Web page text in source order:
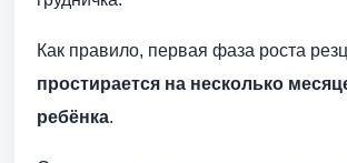
Как правило, первая фаза роста
простирается на несколько
ребёнка.